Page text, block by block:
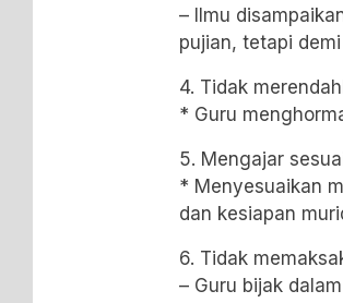
– Ilmu
pujian, tetapi
4. Tidak
* Guru
5. Mengajar
* Menyesuaikan
dan kesiapan
6. Tidak
– Guru bijak